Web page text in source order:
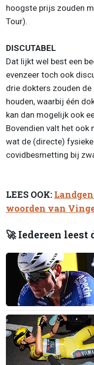
hoogste prijs zouden
Tour).
DISCUTABEL
Dat lijkt wel best een
evenzeer toch ook
drie dokters zouden de
houden, waarbij één
kan dan mogelijk ook
Bovendien valt het ook
wat de (directe)
covidbesmetting bij
LEES OOK:
woorden van
🚀 Iedereen leest